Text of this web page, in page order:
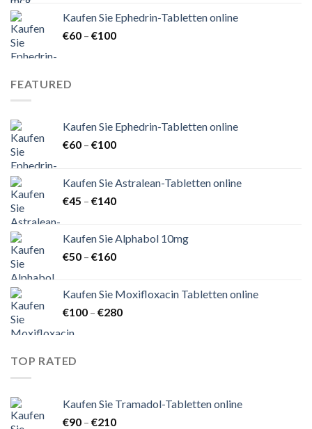
€500
Kaufen Sie Ephedrin-Tabletten online
€60 – €100Preisspanne:
FEATURED
Kaufen Sie Ephedrin-Tabletten online
€60 – €100Preisspanne:
€100
Kaufen Sie Astralean-Tabletten online
€45 – €140Preisspanne:
€140
Kaufen Sie Alphabol 10mg
€50 – €160Preisspanne:
€160
Kaufen Sie Moxifloxacin Tabletten online
€100 – €280Preisspanne:
TOP RATED
Kaufen Sie Tramadol-Tabletten online
€90 – €210Preisspanne: